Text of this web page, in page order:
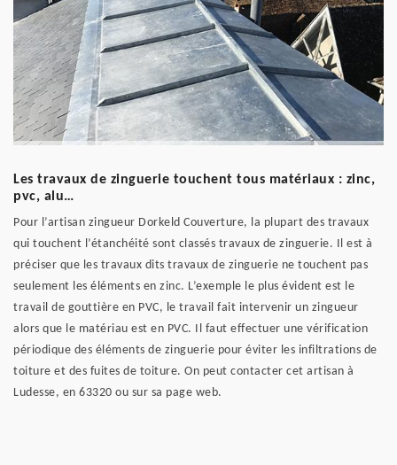
Les travaux de zinguerie touchent tous matériaux : zinc,
pvc, alu…
Pour l’artisan zingueur Dorkeld Couverture, la plupart des travaux
qui touchent l’étanchéité sont classés travaux de zinguerie. Il est à
préciser que les travaux dits travaux de zinguerie ne touchent pas
seulement les éléments en zinc. L’exemple le plus évident est le
travail de gouttière en PVC, le travail fait intervenir un zingueur
alors que le matériau est en PVC. Il faut effectuer une vérification
périodique des éléments de zinguerie pour éviter les infiltrations de
toiture et des fuites de toiture. On peut contacter cet artisan à
Ludesse, en 63320 ou sur sa page web.